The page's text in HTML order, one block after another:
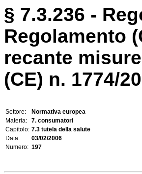
§ 7.3.236 -
Regolamento
recante
(CE) n. 1774/
Settore:
Normativa europea
Materia:
7. consumatori
Capitolo: 7.3 tutela della salute
Data:
03/02/2006
Numero: 197